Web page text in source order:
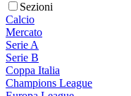
Sezioni
Calcio
Mercato
Serie A
Serie B
Coppa Italia
Champions League